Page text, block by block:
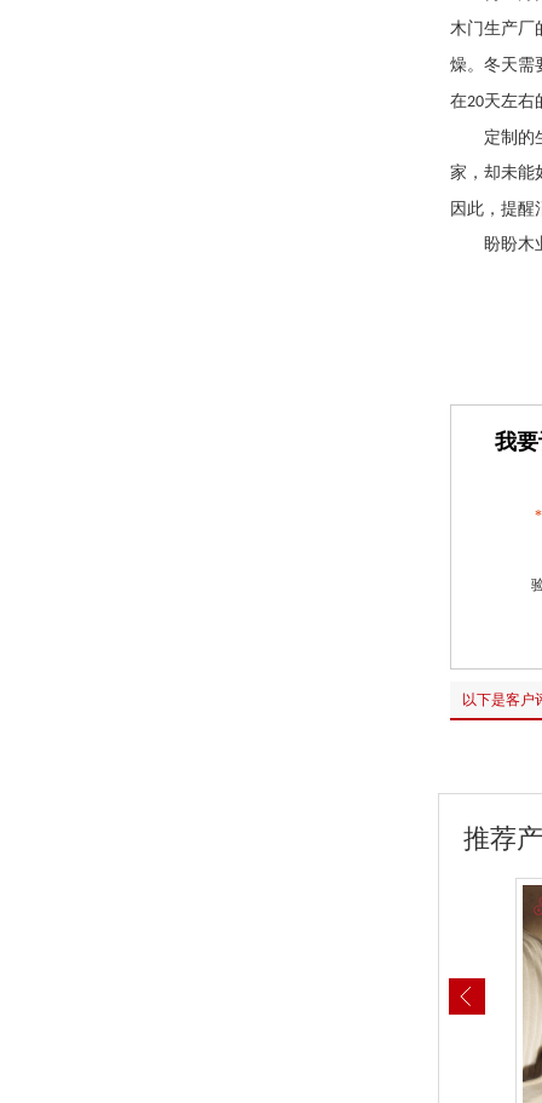
木门生产厂
燥。冬天需
在20天左右
定制的
家，却未能
因此，提醒
盼盼木
我
*
以下是客户
推荐